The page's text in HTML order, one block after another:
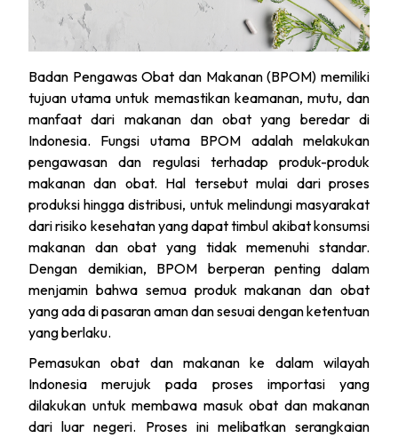
Badan Pengawas Obat dan Makanan (BPOM) memiliki
tujuan utama untuk memastikan keamanan, mutu, dan
manfaat dari makanan dan obat yang beredar di
Indonesia. Fungsi utama BPOM adalah melakukan
pengawasan dan regulasi terhadap produk-produk
makanan dan obat. Hal tersebut mulai dari proses
produksi hingga distribusi, untuk melindungi masyarakat
dari risiko kesehatan yang dapat timbul akibat konsumsi
makanan dan obat yang tidak memenuhi standar.
Dengan demikian, BPOM berperan penting dalam
menjamin bahwa semua produk makanan dan obat
yang ada di pasaran aman dan sesuai dengan ketentuan
yang berlaku.
Pemasukan obat dan makanan ke dalam wilayah
Indonesia merujuk pada proses importasi yang
dilakukan untuk membawa masuk obat dan makanan
dari luar negeri. Proses ini melibatkan serangkaian